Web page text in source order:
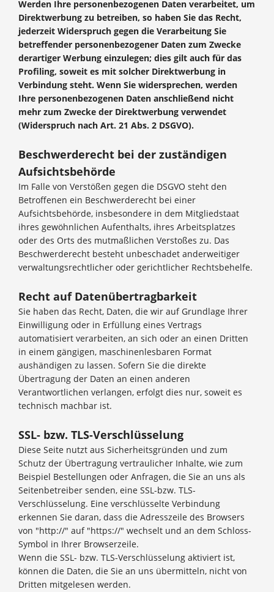
Werden Ihre personenbezogenen Daten verarbeitet, um
Direktwerbung zu betreiben, so haben Sie das Recht,
jederzeit Widerspruch gegen die Verarbeitung Sie
betreffender personenbezogener Daten zum Zwecke
derartiger Werbung einzulegen; dies gilt auch für das
Profiling, soweit es mit solcher Direktwerbung in
Verbindung steht. Wenn Sie widersprechen, werden
Ihre personenbezogenen Daten anschließend nicht
mehr zum Zwecke der Direktwerbung verwendet
(Widerspruch nach Art. 21 Abs. 2 DSGVO).
Beschwerderecht bei der zuständigen
Aufsichtsbehörde
Im Falle von Verstößen gegen die DSGVO steht den
Betroffenen ein Beschwerderecht bei einer
Aufsichtsbehörde, insbesondere in dem Mitgliedstaat
ihres gewöhnlichen Aufenthalts, ihres Arbeitsplatzes
oder des Orts des mutmaßlichen Verstoßes zu. Das
Beschwerderecht besteht unbeschadet anderweitiger
verwaltungsrechtlicher oder gerichtlicher Rechtsbehelfe.
Recht auf Datenübertragbarkeit
Sie haben das Recht, Daten, die wir auf Grundlage Ihrer
Einwilligung oder in Erfüllung eines Vertrags
automatisiert verarbeiten, an sich oder an einen Dritten
in einem gängigen, maschinenlesbaren Format
aushändigen zu lassen. Sofern Sie die direkte
Übertragung der Daten an einen anderen
Verantwortlichen verlangen, erfolgt dies nur, soweit es
technisch machbar ist.
SSL- bzw. TLS-Verschlüsselung
Diese Seite nutzt aus Sicherheitsgründen und zum
Schutz der Übertragung vertraulicher Inhalte, wie zum
Beispiel Bestellungen oder Anfragen, die Sie an uns als
Seitenbetreiber senden, eine SSL-bzw. TLS-
Verschlüsselung. Eine verschlüsselte Verbindung
erkennen Sie daran, dass die Adresszeile des Browsers
von "http://" auf "https://" wechselt und an dem Schloss-
Symbol in Ihrer Browserzeile.
Wenn die SSL- bzw. TLS-Verschlüsselung aktiviert ist,
können die Daten, die Sie an uns übermitteln, nicht von
Dritten mitgelesen werden.